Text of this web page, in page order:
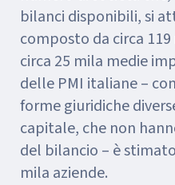
bilanci disponibili, si
composto da circa
circa 25 mila medie
delle PMI italiane –
forme giuridiche
capitale, che non
del bilancio – è
mila aziende.